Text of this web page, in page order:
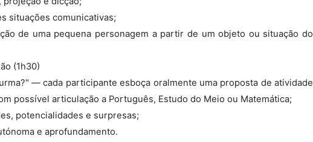
situações comunicativas;
de uma pequena personagem a partir de um objeto ou situação do
(1h30)
— cada participante esboça oralmente uma proposta de atividade
possível articulação a Português, Estudo do Meio ou Matemática;
potencialidades e surpresas;
e aprofundamento.